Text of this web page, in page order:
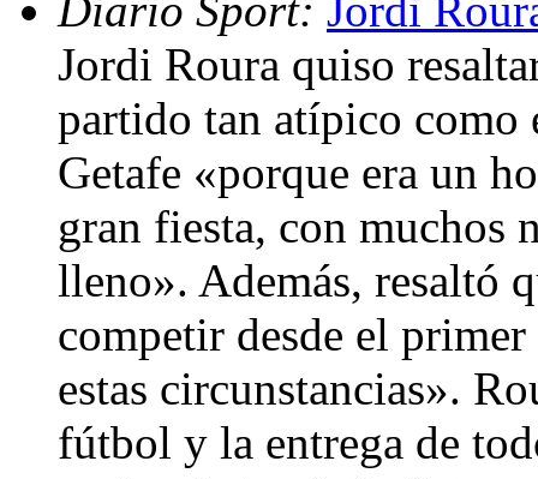
Jordi Roura quiso
partido tan atípico como
Getafe «porque era un
gran fiesta, con muchos
lleno». Además, resaltó
competir desde el
estas circunstancias».
fútbol y la entrega de